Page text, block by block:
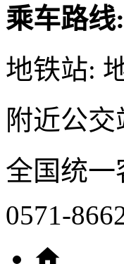
乘车路线:
地铁站:
附近公
全国统一
0571-